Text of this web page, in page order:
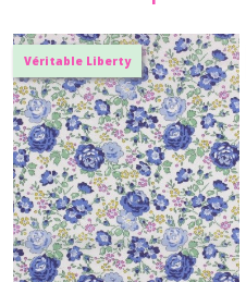
Véritable Liberty